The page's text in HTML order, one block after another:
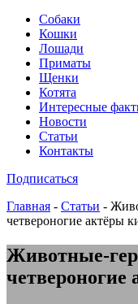
Собаки
Кошки
Лошади
Приматы
Щенки
Котята
Интересные
Новости
Статьи
Контакты
Подписаться
Главная - Статьи -
четвероногие актёры
Животные-
четвероногие